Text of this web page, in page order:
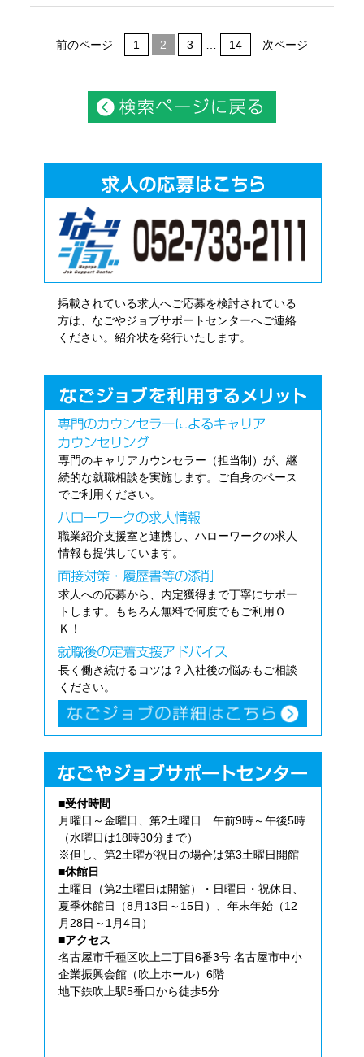
前のページ 1 2 3 14 次ページ
掲載されている求人へご応募を検討されている
方は、なごやジョブサポートセンターへご連絡
ください。紹介状を発行いたします。
専門のキャリアカウンセラー（担当制）が、継
続的な就職相談を実施します。ご自身のペース
でご利用ください。
職業紹介支援室と連携し、ハローワークの求人
情報も提供しています。
求人への応募から、内定獲得まで丁寧にサポー
トします。もちろん無料で何度でもご利用Ｏ
Ｋ！
長く働き続けるコツは？入社後の悩みもご相談
ください。
■受付時間
月曜日～金曜日、第2土曜日 午前9時～午後5時
（水曜日は18時30分まで）
※但し、第2土曜が祝日の場合は第3土曜日開館
■休館日
土曜日（第2土曜日は開館）・日曜日・祝休日、
夏季休館日（8月13日～15日）、年末年始（12
月28日～1月4日）
■アクセス
名古屋市千種区吹上二丁目6番3号 名古屋市中小
企業振興会館（吹上ホール）6階
地下鉄吹上駅5番口から徒歩5分